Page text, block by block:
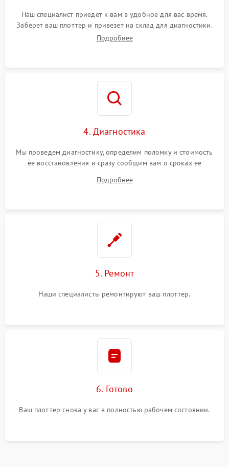
Наш специалист приедет к вам в удобное для вас время.
Заберет ваш плоттер и привезет на склад для диагностики.
Подробнее
4. Диагностика
Мы проведем диагностику, определим поломку и стоимость
ее восстановления и сразу сообщим вам о сроках ее
Подробнее
5. Ремонт
Наши специалисты ремонтируют ваш плоттер.
6. Готово
Ваш плоттер снова у вас в полностью рабочем состоянии.